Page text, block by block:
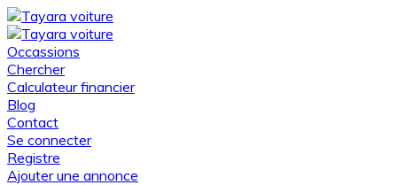
Occassions
Chercher
Calculateur financier
Blog
Contact
Se connecter
Registre
Ajouter une annonce